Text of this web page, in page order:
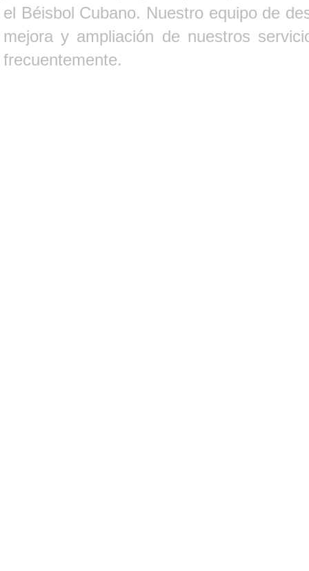
el Béisbol Cubano. Nuestro equipo de
mejora y ampliación de nuestros
frecuentemente.